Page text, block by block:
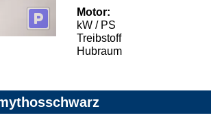
Motor:
kW / PS
Treibstoff
Hubraum